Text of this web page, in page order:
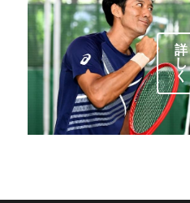
詳
し
く